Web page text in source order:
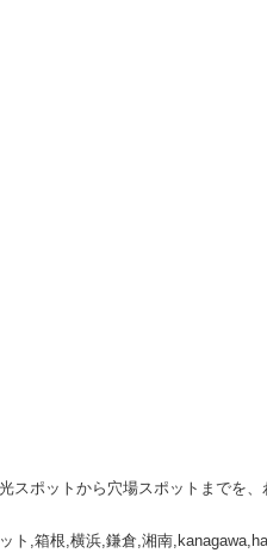
スポットから穴場スポットまでを、
ト,箱根,横浜,鎌倉,湘南